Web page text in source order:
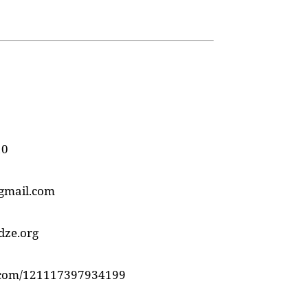
121117397934199